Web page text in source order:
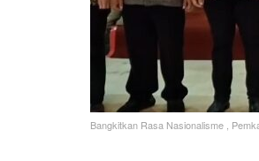
Bangkitkan Rasa Nasionalisme ,